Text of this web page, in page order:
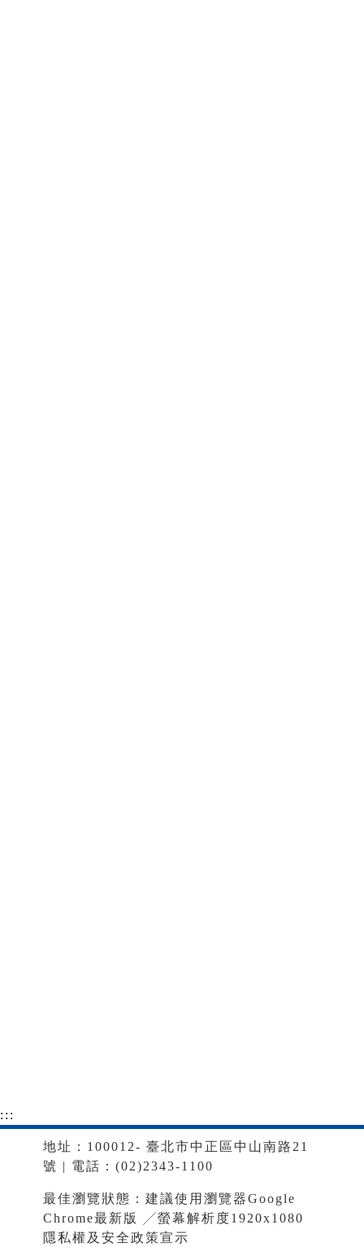
:::
地址：100012- 臺北市中正區中山南路21
號 | 電話：(02)2343-1100
最佳瀏覽狀態：建議使用瀏覽器Google
Chrome最新版 ╱螢幕解析度1920x1080
隱私權及安全政策宣示